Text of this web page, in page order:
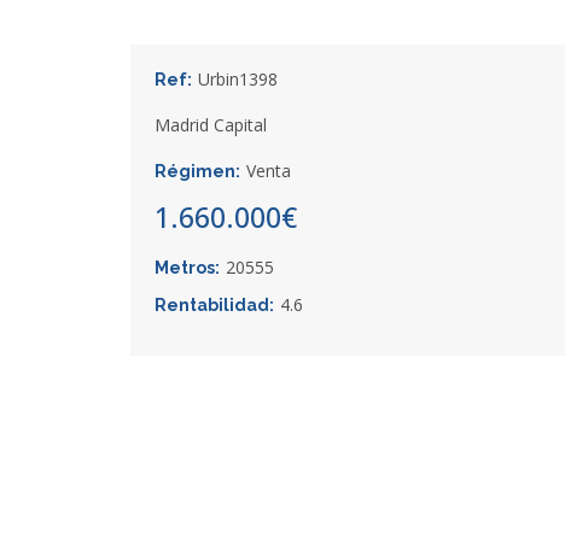
Ref: Urbin1398
Madrid Capital
Régimen: Venta
1.660.000€
Metros: 20555
Rentabilidad: 4.6